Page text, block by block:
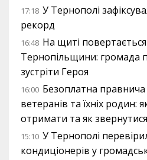
17:18 У Тернополі
рекорд
16:48 На щиті
Тернопільщини: громада
зустріти Героя
16:00 Безоплатна
ветеранів та їхніх родин:
отримати та як звернутися
15:10 У Тернополі
кондиціонерів у